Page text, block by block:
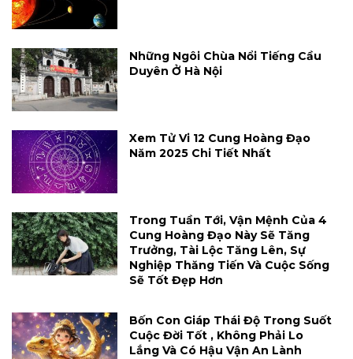
Những Ngôi Chùa Nổi Tiếng Cầu
Duyên Ở Hà Nội
Xem Tử Vi 12 Cung Hoàng Đạo
Năm 2025 Chi Tiết Nhất
Trong Tuần Tới, Vận Mệnh Của 4
Cung Hoàng Đạo Này Sẽ Tăng
Trưởng, Tài Lộc Tăng Lên, Sự
Nghiệp Thăng Tiến Và Cuộc Sống
Sẽ Tốt Đẹp Hơn
Bốn Con Giáp Thái Độ Trong Suốt
Cuộc Đời Tốt , Không Phải Lo
Lắng Và Có Hậu Vận An Lành